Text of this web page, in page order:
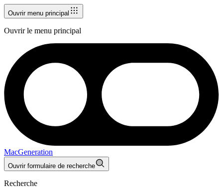
Ouvrir menu principal
Ouvrir le menu principal
MacGeneration
Ouvrir formulaire de recherche
Recherche